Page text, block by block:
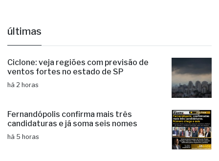
últimas
Ciclone: veja regiões com previsão de
ventos fortes no estado de SP
há 2 horas
Fernandópolis confirma mais três
candidaturas e já soma seis nomes
há 5 horas